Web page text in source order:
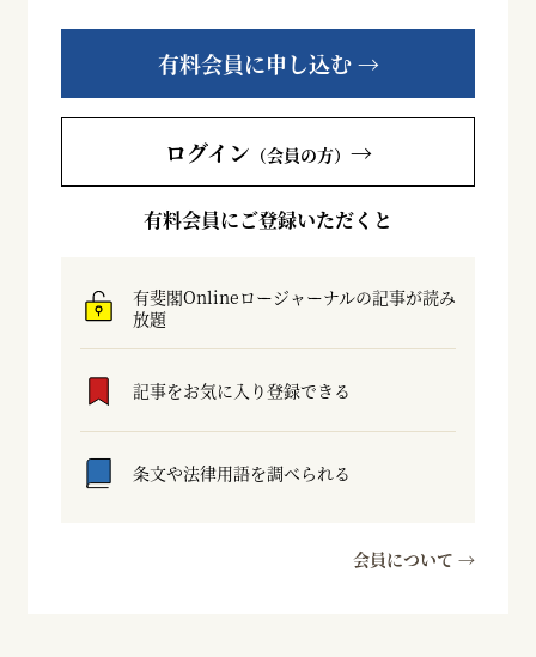
有料会員に申し込む →
ログイン （会員の方） →
有料会員にご登録いただくと
有斐閣Onlineロージャーナルの記事が読み
放題
記事をお気に入り登録できる
条文や法律用語を調べられる
会員について →